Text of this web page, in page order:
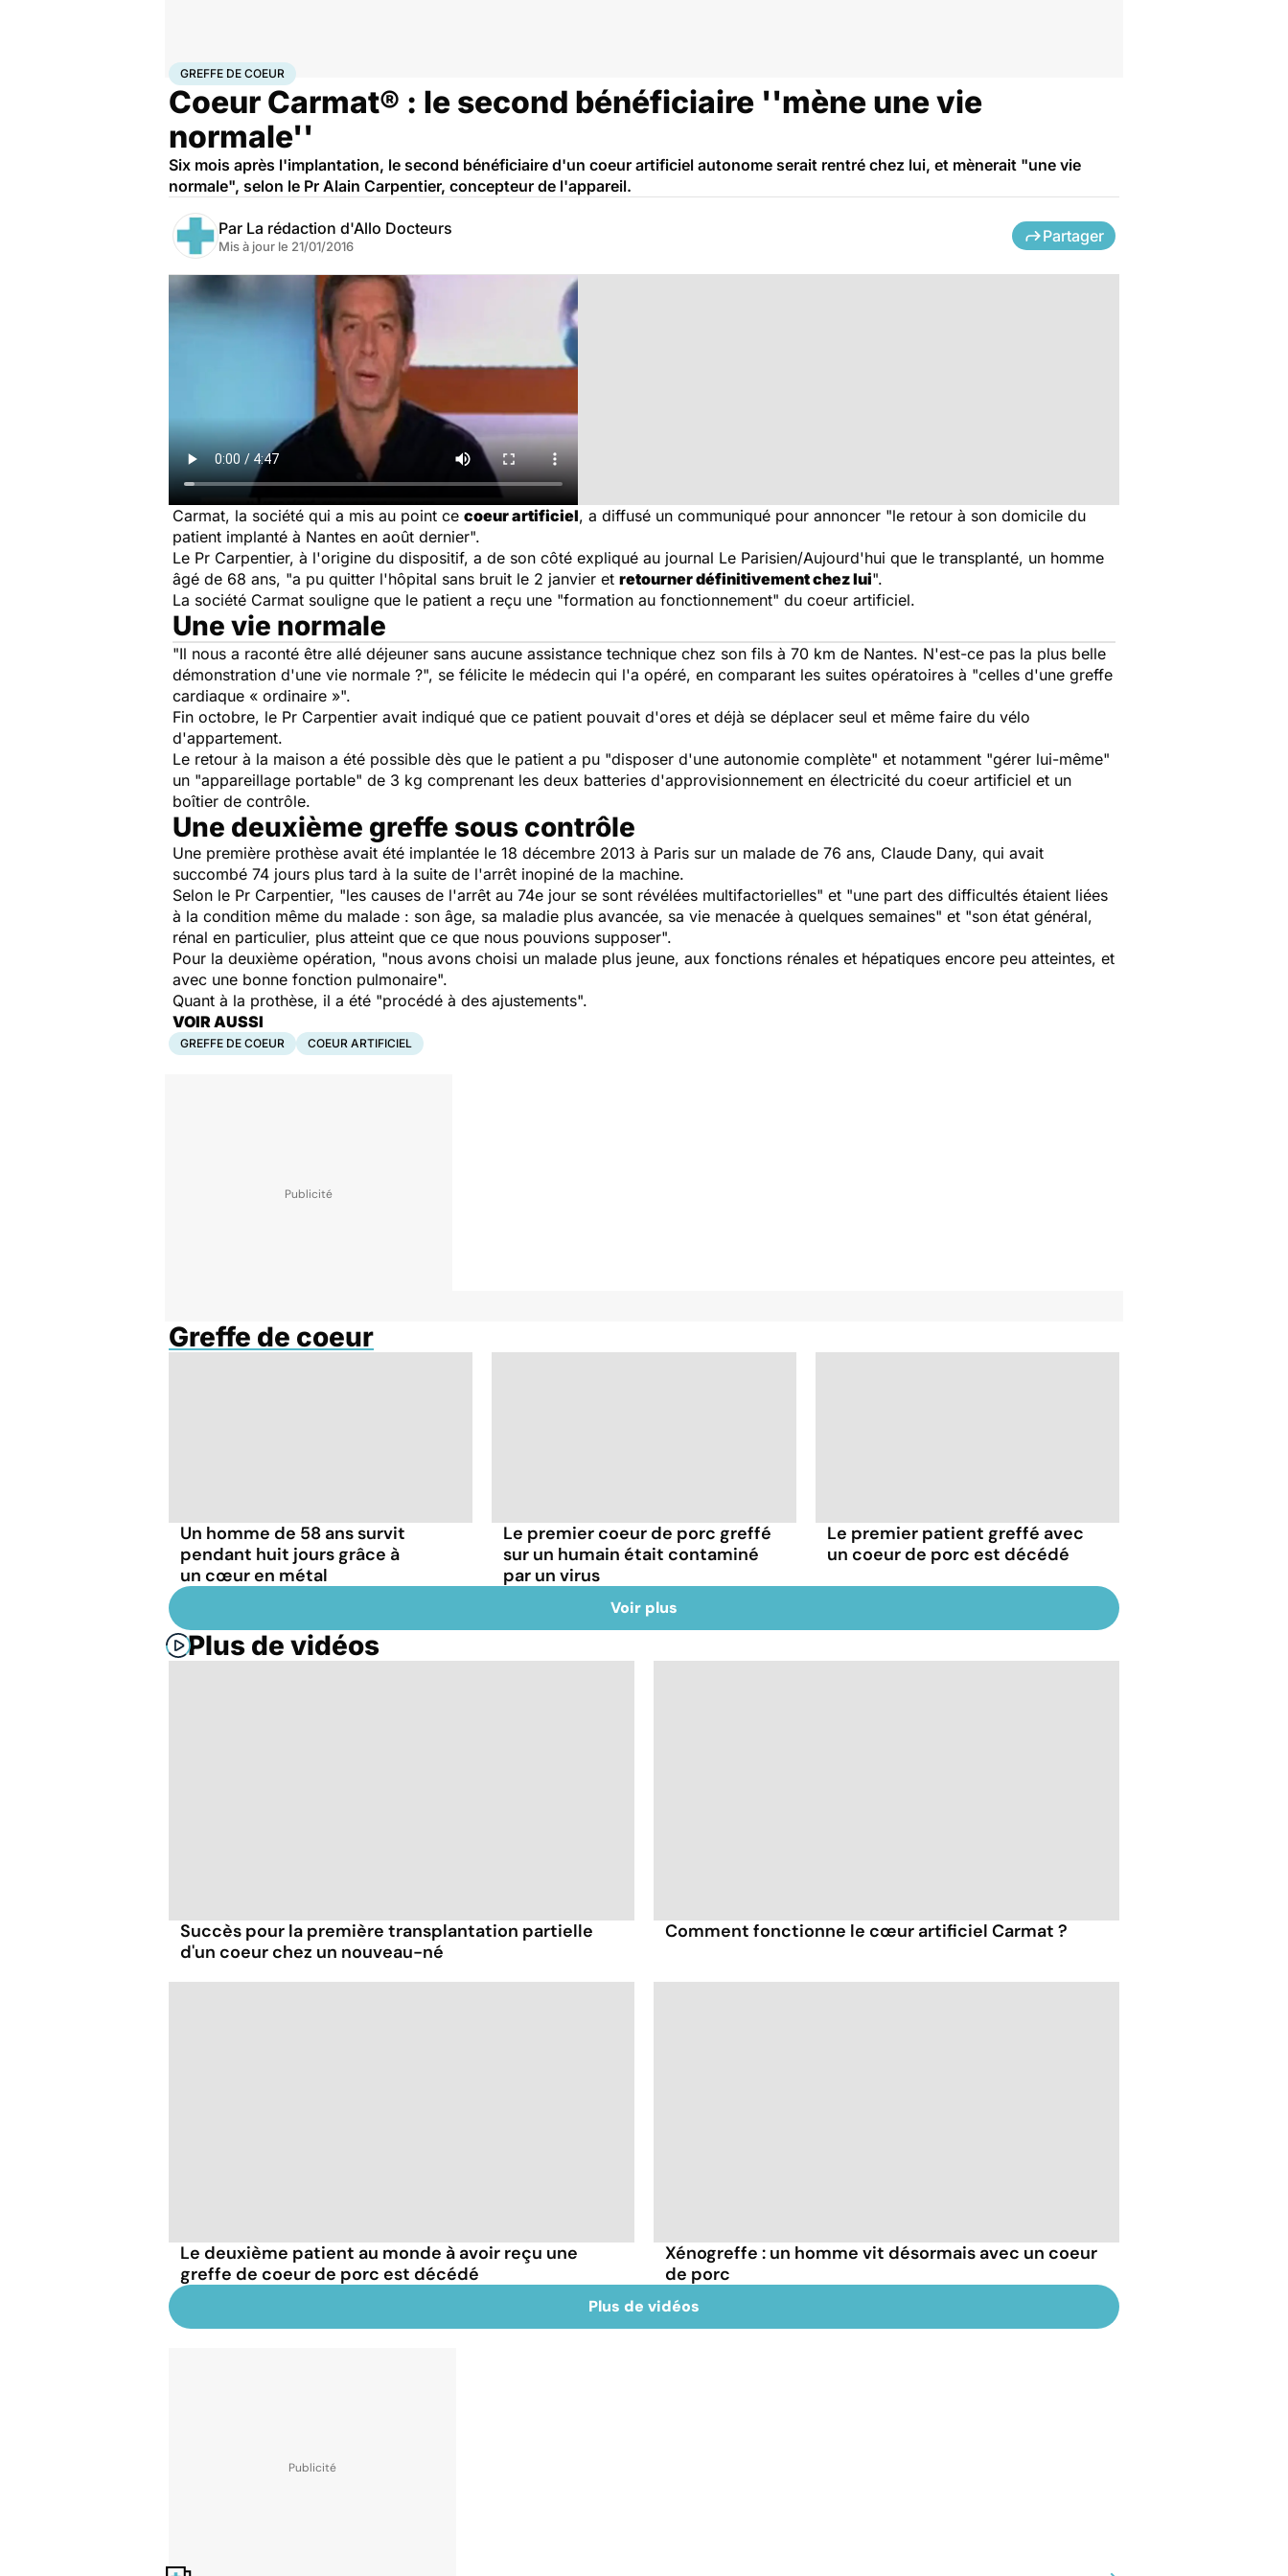
AccueilSantéGreffe de coeur
GREFFE DE COEUR
Coeur Carmat® : le second bénéficiaire ''mène une vie
normale''
Six mois après l'implantation, le second bénéficiaire d'un coeur artificiel autonome serait rentré chez lui, et mènerait "une vie
normale", selon le Pr Alain Carpentier, concepteur de l'appareil.
Par La rédaction d'Allo Docteurs
Mis à jour le 21/01/2016
Partager
Carmat, la société qui a mis au point ce coeur artificiel, a diffusé un communiqué pour annoncer "le retour à son domicile du
patient implanté à Nantes en août dernier".
Le Pr Carpentier, à l'origine du dispositif, a de son côté expliqué au journal Le Parisien/Aujourd'hui que le transplanté, un homme
âgé de 68 ans, "a pu quitter l'hôpital sans bruit le 2 janvier et retourner définitivement chez lui".
La société Carmat souligne que le patient a reçu une "formation au fonctionnement" du coeur artificiel.
Une vie normale
"Il nous a raconté être allé déjeuner sans aucune assistance technique chez son fils à 70 km de Nantes. N'est-ce pas la plus belle
démonstration d'une vie normale ?", se félicite le médecin qui l'a opéré, en comparant les suites opératoires à "celles d'une greffe
cardiaque « ordinaire »".
Fin octobre, le Pr Carpentier avait indiqué que ce patient pouvait d'ores et déjà se déplacer seul et même faire du vélo
d'appartement.
Le retour à la maison a été possible dès que le patient a pu "disposer d'une autonomie complète" et notamment "gérer lui-même"
un "appareillage portable" de 3 kg comprenant les deux batteries d'approvisionnement en électricité du coeur artificiel et un
boîtier de contrôle.
Une deuxième greffe sous contrôle
Une première prothèse avait été implantée le 18 décembre 2013 à Paris sur un malade de 76 ans, Claude Dany, qui avait
succombé 74 jours plus tard à la suite de l'arrêt inopiné de la machine.
Selon le Pr Carpentier, "les causes de l'arrêt au 74e jour se sont révélées multifactorielles" et "une part des difficultés étaient liées
à la condition même du malade : son âge, sa maladie plus avancée, sa vie menacée à quelques semaines" et "son état général,
rénal en particulier, plus atteint que ce que nous pouvions supposer".
Pour la deuxième opération, "nous avons choisi un malade plus jeune, aux fonctions rénales et hépatiques encore peu atteintes, et
avec une bonne fonction pulmonaire".
Quant à la prothèse, il a été "procédé à des ajustements".
VOIR AUSSI
GREFFE DE COEUR COEUR ARTIFICIEL
Greffe de coeur
Un homme de 58 ans survit
pendant huit jours grâce à
un cœur en métal
Le premier coeur de porc greffé
sur un humain était contaminé
par un virus
Le premier patient greffé avec
un coeur de porc est décédé
Voir plus
Plus de vidéos
Succès pour la première transplantation partielle
d'un coeur chez un nouveau-né
Comment fonctionne le cœur artificiel Carmat ?
Le deuxième patient au monde à avoir reçu une
greffe de coeur de porc est décédé
Xénogreffe : un homme vit désormais avec un coeur
de porc
Plus de vidéos